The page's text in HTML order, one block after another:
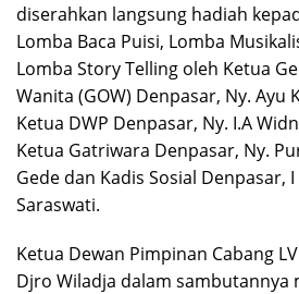
diserahkan langsung hadiah
Lomba Baca Puisi, Lomba
Lomba Story Telling oleh Ketua
Wanita (GOW) Denpasar, Ny. Ayu
Ketua DWP Denpasar, Ny. I.A
Ketua Gatriwara Denpasar, Ny.
Gede dan Kadis Sosial Denpasar,
Saraswati.
Ketua Dewan Pimpinan Cabang
Djro Wiladja dalam sambutannya